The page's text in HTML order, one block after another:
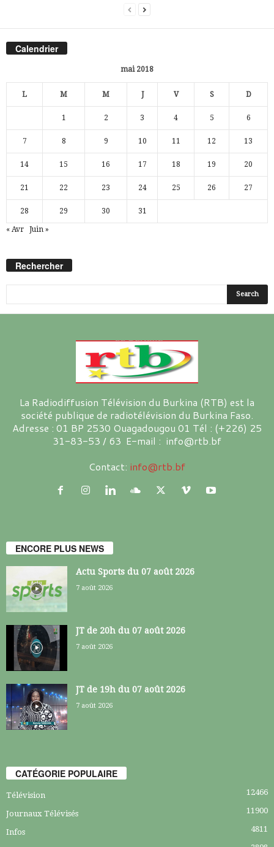
Calendrier
mai 2018
L M M J V S D
1 2 3 4 5 6
7 8 9 10 11 12 13
14 15 16 17 18 19 20
21 22 23 24 25 26 27
28 29 30 31
« Avr Juin »
Rechercher
La Radiodiffusion Télévision du Burkina (RTB) est la
société publique de radiotélévision du Burkina Faso.
Adresse : 01 BP 2530 Ouagadougou 01 Tél : (+226) 25
31-83-53 / 63 E-mail : info@rtb.bf
Contact: info@rtb.bf
ENCORE PLUS NEWS
Actu Sports du 07 août 2026
7 août 2026
JT de 20h du 07 août 2026
7 août 2026
JT de 19h du 07 août 2026
7 août 2026
CATÉGORIE POPULAIRE
Télévision 12466
Journaux Télévisés 11900
Infos 4811